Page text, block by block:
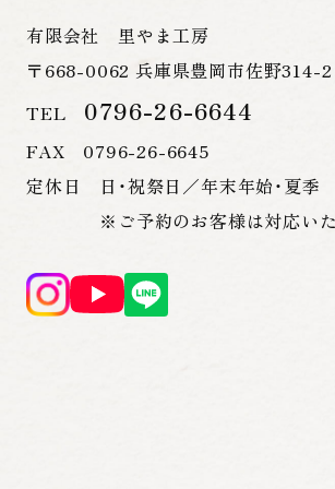
有限会社 里やま工房
〒668-0062 兵庫県豊岡市佐野314-2
TEL 0796-26-6644
FAX 0796-26-6645
定休日 日・祝祭日／年末年始・夏季
※ご予約のお客様は対応いた